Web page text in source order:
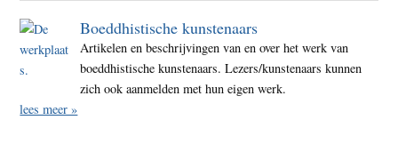
Boeddhistische kunstenaars
Artikelen en beschrijvingen van en over het werk van
boeddhistische kunstenaars. Lezers/kunstenaars kunnen
zich ook aanmelden met hun eigen werk.
lees meer »